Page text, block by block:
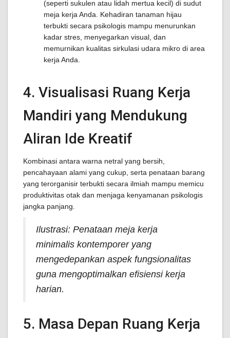
(seperti sukulen atau lidah mertua kecil) di sudut
meja kerja Anda. Kehadiran tanaman hijau
terbukti secara psikologis mampu menurunkan
kadar stres, menyegarkan visual, dan
memurnikan kualitas sirkulasi udara mikro di area
kerja Anda.
4. Visualisasi Ruang Kerja
Mandiri yang Mendukung
Aliran Ide Kreatif
Kombinasi antara warna netral yang bersih,
pencahayaan alami yang cukup, serta penataan barang
yang terorganisir terbukti secara ilmiah mampu memicu
produktivitas otak dan menjaga kenyamanan psikologis
jangka panjang.
Ilustrasi: Penataan meja kerja
minimalis kontemporer yang
mengedepankan aspek fungsionalitas
guna mengoptimalkan efisiensi kerja
harian.
5. Masa Depan Ruang Kerja